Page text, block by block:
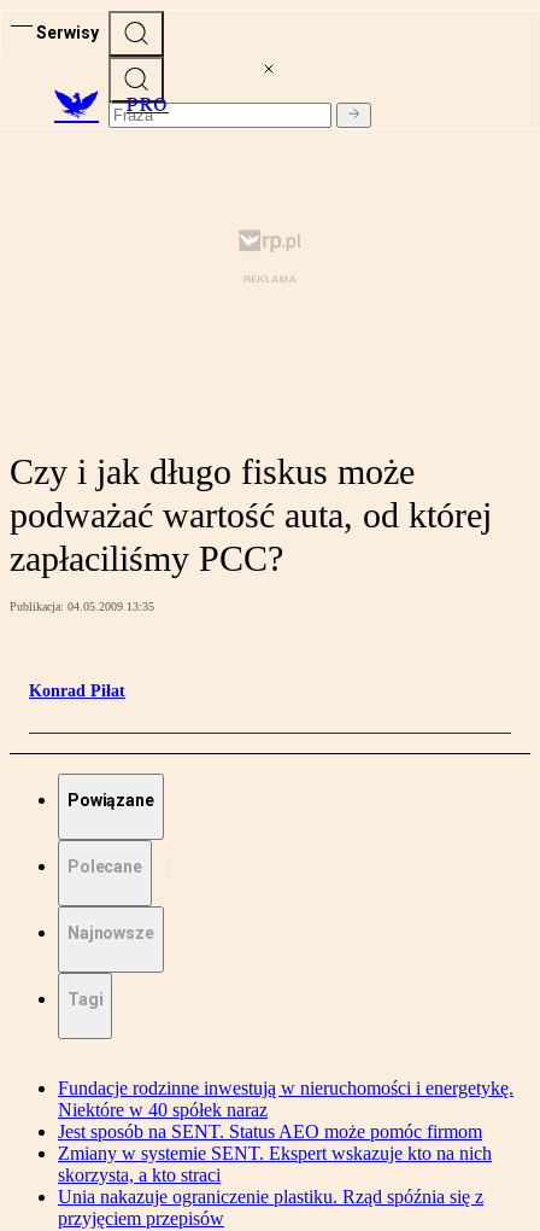
Serwisy
PRO
Czy i jak długo fiskus może
podważać wartość auta, od której
zapłaciliśmy PCC?
Publikacja: 04.05.2009 13:35
Konrad Piłat
Powiązane
Polecane
Najnowsze
Tagi
Fundacje rodzinne inwestują w nieruchomości i energetykę.
Niektóre w 40 spółek naraz
Jest sposób na SENT. Status AEO może pomóc firmom
Zmiany w systemie SENT. Ekspert wskazuje kto na nich
skorzysta, a kto straci
Unia nakazuje ograniczenie plastiku. Rząd spóźnia się z
przyjęciem przepisów